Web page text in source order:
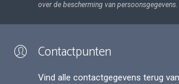
over de bescherming van persoonsgegevens.
Contactpunten
Vind alle contactgegevens terug